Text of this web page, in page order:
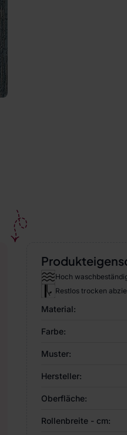
Hoch
Restlos trocken
Material:
Farbe:
Muster:
Hersteller:
Oberfläche:
Rollenbreite - cm: